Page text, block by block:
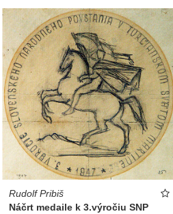
Rudolf Pribiš
Náčrt medaile k 3.výročiu SNP